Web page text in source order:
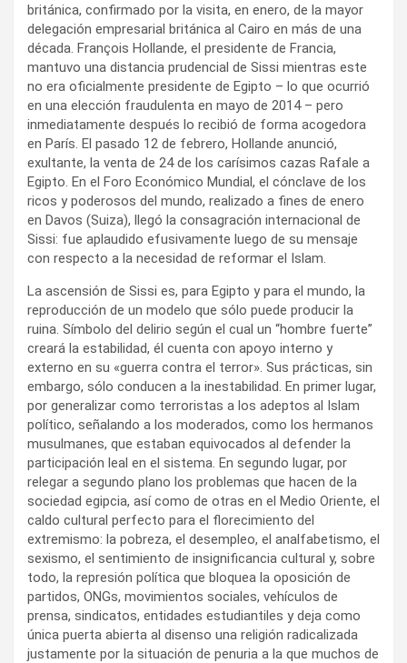
británica, confirmado por la visita, en enero, de la mayor
delegación empresarial británica al Cairo en más de una
década. François Hollande, el presidente de Francia,
mantuvo una distancia prudencial de Sissi mientras este
no era oficialmente presidente de Egipto – lo que ocurrió
en una elección fraudulenta en mayo de 2014 – pero
inmediatamente después lo recibió de forma acogedora
en París. El pasado 12 de febrero, Hollande anunció,
exultante, la venta de 24 de los carísimos cazas Rafale a
Egipto. En el Foro Económico Mundial, el cónclave de los
ricos y poderosos del mundo, realizado a fines de enero
en Davos (Suiza), llegó la consagración internacional de
Sissi: fue aplaudido efusivamente luego de su mensaje
con respecto a la necesidad de reformar el Islam.
La ascensión de Sissi es, para Egipto y para el mundo, la
reproducción de un modelo que sólo puede producir la
ruina. Símbolo del delirio según el cual un “hombre fuerte”
creará la estabilidad, él cuenta con apoyo interno y
externo en su «guerra contra el terror». Sus prácticas, sin
embargo, sólo conducen a la inestabilidad. En primer lugar,
por generalizar como terroristas a los adeptos al Islam
político, señalando a los moderados, como los hermanos
musulmanes, que estaban equivocados al defender la
participación leal en el sistema. En segundo lugar, por
relegar a segundo plano los problemas que hacen de la
sociedad egipcia, así como de otras en el Medio Oriente, el
caldo cultural perfecto para el florecimiento del
extremismo: la pobreza, el desempleo, el analfabetismo, el
sexismo, el sentimiento de insignificancia cultural y, sobre
todo, la represión política que bloquea la oposición de
partidos, ONGs, movimientos sociales, vehículos de
prensa, sindicatos, entidades estudiantiles y deja como
única puerta abierta al disenso una religión radicalizada
justamente por la situación de penuria a la que muchos de